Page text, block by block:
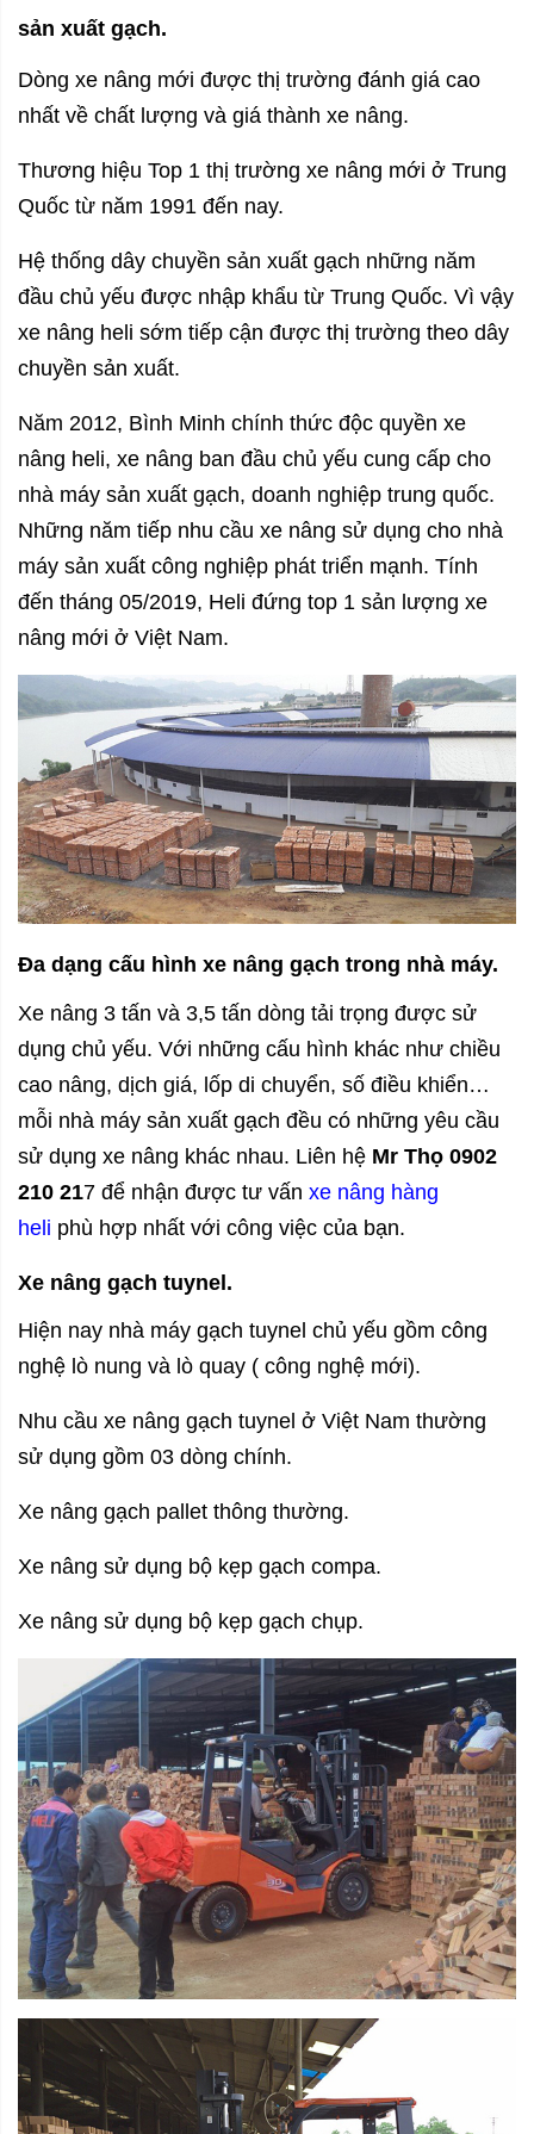
sản xuất gạch.
Dòng xe nâng mới được thị trường đánh giá cao
nhất về chất lượng và giá thành xe nâng.
Thương hiệu Top 1 thị trường xe nâng mới ở Trung
Quốc từ năm 1991 đến nay.
Hệ thống dây chuyền sản xuất gạch những năm
đầu chủ yếu được nhập khẩu từ Trung Quốc. Vì vậy
xe nâng heli sớm tiếp cận được thị trường theo dây
chuyền sản xuất.
Năm 2012, Bình Minh chính thức độc quyền xe
nâng heli, xe nâng ban đầu chủ yếu cung cấp cho
nhà máy sản xuất gạch, doanh nghiệp trung quốc.
Những năm tiếp nhu cầu xe nâng sử dụng cho nhà
máy sản xuất công nghiệp phát triển mạnh. Tính
đến tháng 05/2019, Heli đứng top 1 sản lượng xe
nâng mới ở Việt Nam.
Đa dạng cấu hình xe nâng gạch trong nhà máy.
Xe nâng 3 tấn và 3,5 tấn dòng tải trọng được sử
dụng chủ yếu. Với những cấu hình khác như chiều
cao nâng, dịch giá, lốp di chuyển, số điều khiển…
mỗi nhà máy sản xuất gạch đều có những yêu cầu
sử dụng xe nâng khác nhau. Liên hệ Mr Thọ 0902
210 217 để nhận được tư vấn xe nâng hàng
heli phù hợp nhất với công việc của bạn.
Xe nâng gạch tuynel.
Hiện nay nhà máy gạch tuynel chủ yếu gồm công
nghệ lò nung và lò quay ( công nghệ mới).
Nhu cầu xe nâng gạch tuynel ở Việt Nam thường
sử dụng gồm 03 dòng chính.
Xe nâng gạch pallet thông thường.
Xe nâng sử dụng bộ kẹp gạch compa.
Xe nâng sử dụng bộ kẹp gạch chụp.